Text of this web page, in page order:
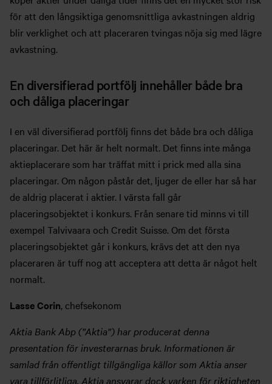
för att den långsiktiga genomsnittliga avkastningen aldrig
blir verklighet och att placeraren tvingas nöja sig med lägre
avkastning.
En diversifierad portfölj innehåller både bra
och dåliga placeringar
I en väl diversifierad portfölj finns det både bra och dåliga
placeringar. Det här är helt normalt. Det finns inte många
aktieplacerare som har träffat mitt i prick med alla sina
placeringar. Om någon påstår det, ljuger de eller har så har
de aldrig placerat i aktier. I värsta fall går
placeringsobjektet i konkurs. Från senare tid minns vi till
exempel Talvivaara och Credit Suisse. Om det första
placeringsobjektet går i konkurs, krävs det att den nya
placeraren är tuff nog att acceptera att detta är något helt
normalt.
Lasse Corin, chefsekonom
Aktia Bank Abp (”Aktia”) har producerat denna
presentation för investerarnas bruk. Informationen är
samlad från offentligt tillgängliga källor som Aktia anser
vara tillförlitliga. Aktia ansvarar dock varken för riktigheten